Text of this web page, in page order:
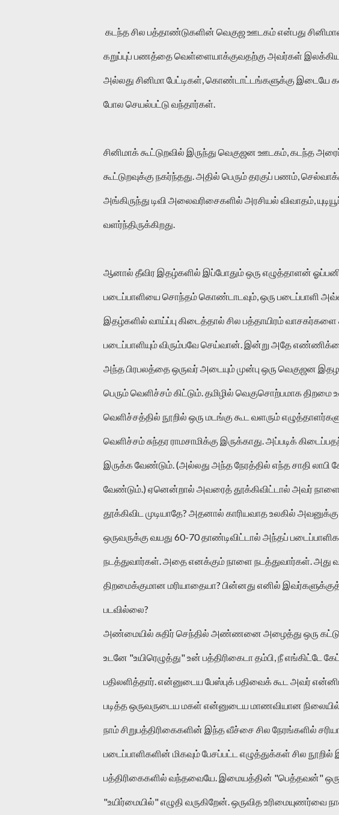
கறுப்புப் பணத்தை வெள்ளையாக்குவதற்கு அவர்கள்
அல்லது சினிமா பேட்டிகள், கொண்டாட்டங்களுக்கு இடையே
போல செயல்பட்டு வந்தார்கள்.
சினிமாக் கூட்டுறவில் இருந்து வெகுஜன ஊடகம், கடந்த
கூட்டுறவுக்கு நகர்ந்தது. அதில் பெரும் தரகுப் பணம்,
அங்கிருந்து டிவி அலைவரிசைகளில் அரசியல் விவாதம்,
வளர்ந்திருக்கிறது.
ஆனால் தீவிர இதழ்களில் இப்போதும் ஒரு எழுத்தாளன்
படைப்பாளியை சொந்தம் கொண்டாடவும், ஒரு படைப்பாளி
இதழ்களில் வாய்ப்பு கிடைத்தால் சில பத்தாயிரம்
படைப்பாளியும் விரும்பவே செய்வான். இன்று அதே
அந்த பிரபலத்தை ஒருவர் அடையும் முன்பு ஒரு வெகுஜன
பெரும் வெளிச்சம் கிட்டும். தமிழில் வெகுசொற்பமாக
வெளிச்சத்தில் நூறில் ஒரு மடங்கு கூட வளரும்
வெளிச்சம் சுந்தர ராமசாமிக்கு இருக்காது. அப்படிக்
இருக்க வேண்டும். (அல்லது அந்த நேரத்தில் எந்த சாதி
வேண்டும்.) ஏனென்றால் அவரைத் தூக்கிவிட்டால் அவர் நாளை
தூக்கிவிட முடியாதே? அதனால் காரியவாத உலகில்
ஒருவருக்கு வயது 60-70 தாண்டிவிட்டால் அந்தப்
நடத்துவார்கள். அதை எனக்கும் நாளை நடத்துவார்கள். அது
திறமைக்குமான மரியாதையா? பின்னது எனில்
படவில்லை?
அண்மையில் சுதிர் செந்தில் அண்ணனை அழைத்து ஒரு
உடனே "உயிரெழுத்து" உன் பத்திரிகைடா தம்பி, நீ
பதிலளித்தார். என்னுடைய பேஸ்புக் பதிவைக் கூட அவர்
படித்த ஒருவருடைய மகள் என்னுடைய மாணவியான நிலையில்
நாம் சிறுபத்திரிகைகளின் இந்த வீச்சை சில நேரங்களில்
படைப்பாளிகளின் மிகவும் பேசப்பட்ட எழுத்துக்கள் சில நூறில்
பத்திரிகைகளில் வந்தவையே. இமையத்தின் "பெத்தவன்"
"உயிர்மையில்" எழுதி வருகிறேன். ஒருவித